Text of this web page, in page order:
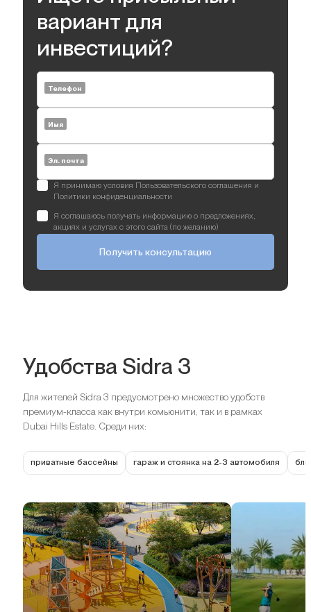
вариант для
инвестиций?
Телефон
Имя
Эл. почта
Я принимаю условия Пользовательского соглашения и
Политики конфиденциальности
Я соглашаюсь получать информацию о предложениях,
акциях и услугах с этого сайта (по желанию)
Получить консультацию
Удобства Sidra 3
Для жителей Sidra 3 предусмотрено множество удобств
премиум-класса как внутри комьюнити, так и в рамках
Dubai Hills Estate. Среди них:
приватные бассейны гараж и стоянка на 2-3 автомобиля